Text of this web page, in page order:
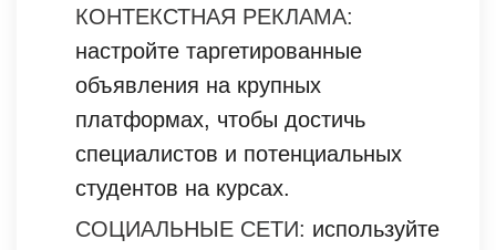
КОНТЕКСТНАЯ РЕКЛАМА:
настройте таргетированные
объявления на крупных
платформах, чтобы достичь
специалистов и потенциальных
студентов на курсах.
СОЦИАЛЬНЫЕ СЕТИ: используйте